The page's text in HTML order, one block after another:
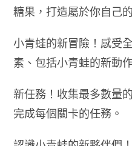
糖果，打造屬於你自己
小青蛙的新冒險！感受
素、包括小青蛙的新動
新任務！收集最多數量
完成每個關卡的任務。